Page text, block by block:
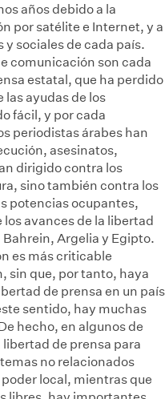
años debido a la
por satélite e Internet, y a
sociales de cada país.
comunicación son cada
estatal, que ha perdido
ayudas de los
fácil, y por cada
periodistas árabes han
asesinatos,
dirigido contra los
sino también contra los
potencias ocupantes,
los avances de la libertad
Argelia y Egipto.
es más criticable
sin que, por tanto, haya
de prensa en un país
sentido, hay muchas
hecho, en algunos de
de prensa para
no relacionados
local, mientras que